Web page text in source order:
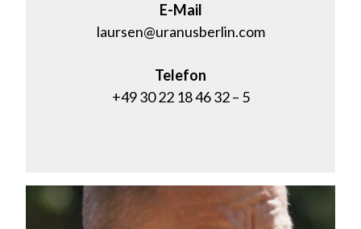
E-Mail
laursen@uranusberlin.com
Telefon
+49 30 22 18 46 32 – 5